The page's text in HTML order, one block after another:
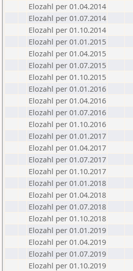
Elozahl per 01.04.2014
Elozahl per 01.07.2014
Elozahl per 01.10.2014
Elozahl per 01.01.2015
Elozahl per 01.04.2015
Elozahl per 01.07.2015
Elozahl per 01.10.2015
Elozahl per 01.01.2016
Elozahl per 01.04.2016
Elozahl per 01.07.2016
Elozahl per 01.10.2016
Elozahl per 01.01.2017
Elozahl per 01.04.2017
Elozahl per 01.07.2017
Elozahl per 01.10.2017
Elozahl per 01.01.2018
Elozahl per 01.04.2018
Elozahl per 01.07.2018
Elozahl per 01.10.2018
Elozahl per 01.01.2019
Elozahl per 01.04.2019
Elozahl per 01.07.2019
Elozahl per 01.10.2019